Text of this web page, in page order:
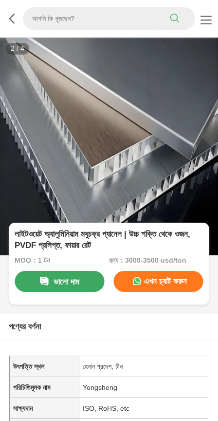
2 /4
লাইটওয়েট অ্যালুমিনিয়াম মধুচক্র প্যানেল | উচ্চ শক্তি থেকে ওজন,
PVDF প্রলিপ্ত, ফায়ার রেট
MOQ：1 টন মূল্য：3000-3500 usd/ton
ভালো দাম এখন চ্যাট করুন
পণ্যের বর্ণনা
উৎপত্তি স্থল হেনান প্রদেশ, চীন
পরিচিতিমুলক নাম Yongsheng
সাক্ষ্যদান ISO, RoHS, etc